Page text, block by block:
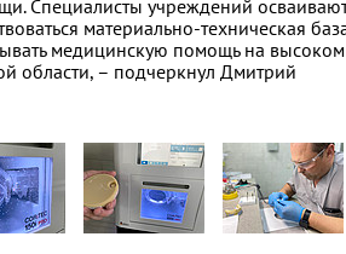
Специалисты учреждений
материально-техническая
медицинскую помощь на высоком
области, – подчеркнул Дмитрий